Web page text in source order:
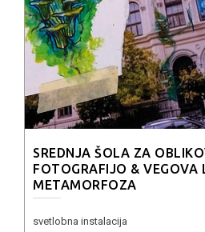
SREDNJA ŠOLA ZA
FOTOGRAFIJO & VEGOVA
METAMORFOZA
svetlobna instalacija